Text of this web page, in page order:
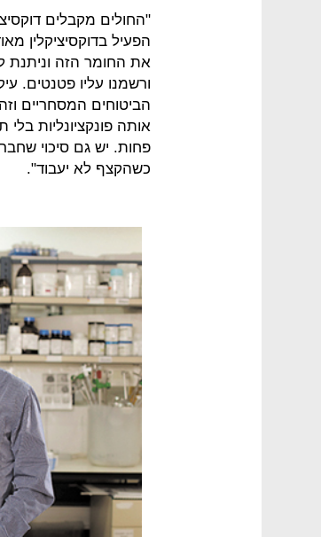
"החולים מקבלים
הפעיל בדוקסיציקלין
את החומר הזה וניתנת
ורשמנו עליו פטנטים.
הביטוחים המסחריים
אותה פונקציונליות
פחות. יש גם סיכוי
כשהקצף לא יעבוד".